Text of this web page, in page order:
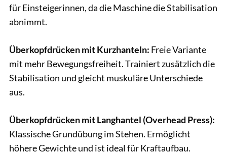
für Einsteigerinnen, da die Maschine die Stabilisation
abnimmt.
Überkopfdrücken mit Kurzhanteln: Freie Variante
mit mehr Bewegungsfreiheit. Trainiert zusätzlich die
Stabilisation und gleicht muskuläre Unterschiede
aus.
Überkopfdrücken mit Langhantel (Overhead Press):
Klassische Grundübung im Stehen. Ermöglicht
höhere Gewichte und ist ideal für Kraftaufbau.